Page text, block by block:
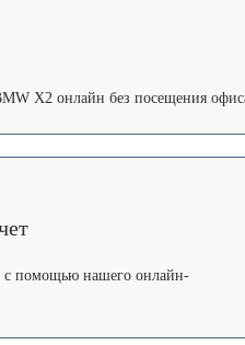
X2 онлайн без посещения
с помощью нашего онлайн-